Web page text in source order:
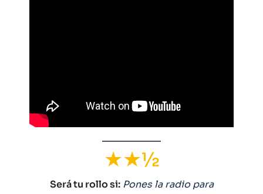
★★½
Será tu rollo si: Pones la radio para